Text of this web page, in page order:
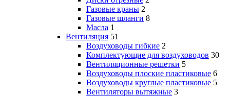
Газовые краны 2
Газовые шланги 8
Масла 1
Вентиляция 51
Воздуховоды гибкие 2
Комплектующие для воздуховодов 30
Вентиляционные решетки 5
Воздуховоды плоские пластиковые 6
Воздуховоды круглые пластиковые 5
Вентиляторы вытяжные 3